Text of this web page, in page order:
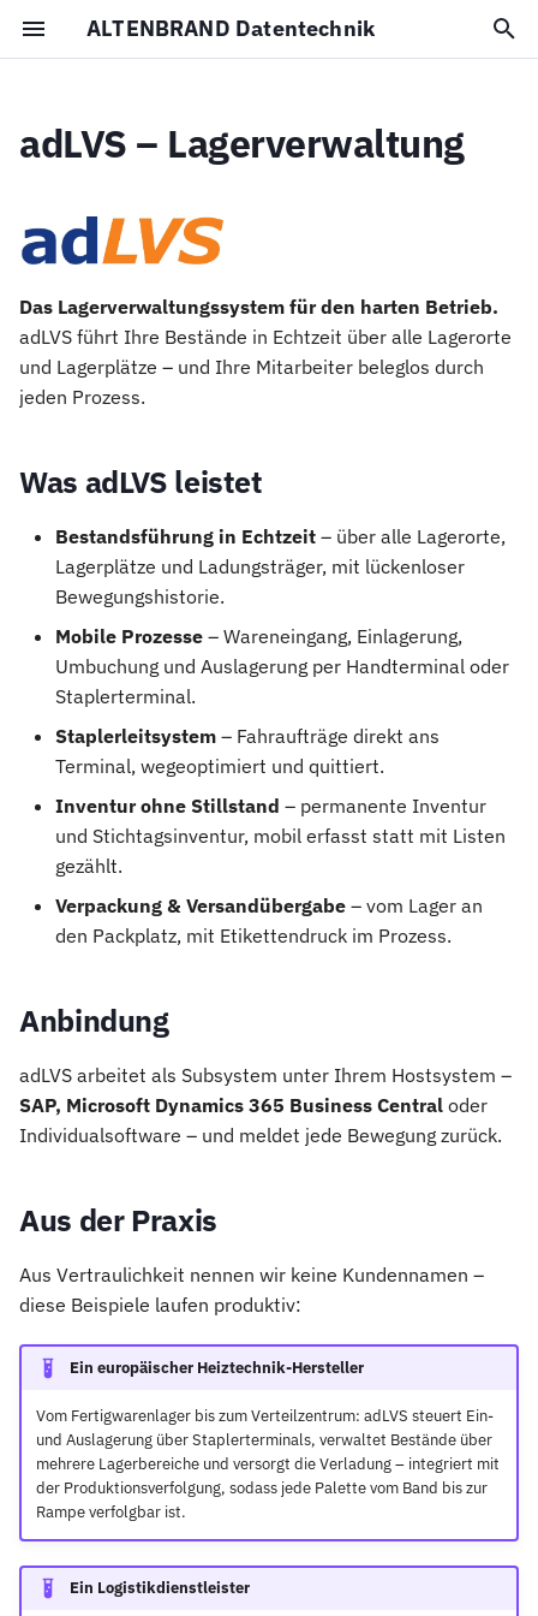
ALTENBRAND Datentechnik
e
i
i
Was adLVS leistet
Anbindung
Impressum
Datenschutz
adLVS – Lagerverwaltung
Das Lagerverwaltungssystem für den harten Betrieb.
adLVS führt Ihre Bestände in Echtzeit über alle Lagerorte
und Lagerplätze – und Ihre Mitarbeiter beleglos durch
jeden Prozess.
Was adLVS leistet
Bestandsführung in Echtzeit – über alle Lagerorte,
Lagerplätze und Ladungsträger, mit lückenloser
Bewegungshistorie.
Mobile Prozesse – Wareneingang, Einlagerung,
Umbuchung und Auslagerung per Handterminal oder
Staplerterminal.
Staplerleitsystem – Fahraufträge direkt ans
Terminal, wegeoptimiert und quittiert.
Inventur ohne Stillstand – permanente Inventur
und Stichtagsinventur, mobil erfasst statt mit Listen
gezählt.
Verpackung & Versandübergabe – vom Lager an
den Packplatz, mit Etikettendruck im Prozess.
Anbindung
adLVS arbeitet als Subsystem unter Ihrem Hostsystem –
SAP, Microsoft Dynamics 365 Business Central oder
Individualsoftware – und meldet jede Bewegung zurück.
Aus der Praxis
Aus Vertraulichkeit nennen wir keine Kundennamen –
diese Beispiele laufen produktiv:
Ein europäischer Heiztechnik-Hersteller
Vom Fertigwarenlager bis zum Verteilzentrum: adLVS steuert Ein-
und Auslagerung über Staplerterminals, verwaltet Bestände über
mehrere Lagerbereiche und versorgt die Verladung – integriert mit
der Produktionsverfolgung, sodass jede Palette vom Band bis zur
Rampe verfolgbar ist.
Ein Logistikdienstleister